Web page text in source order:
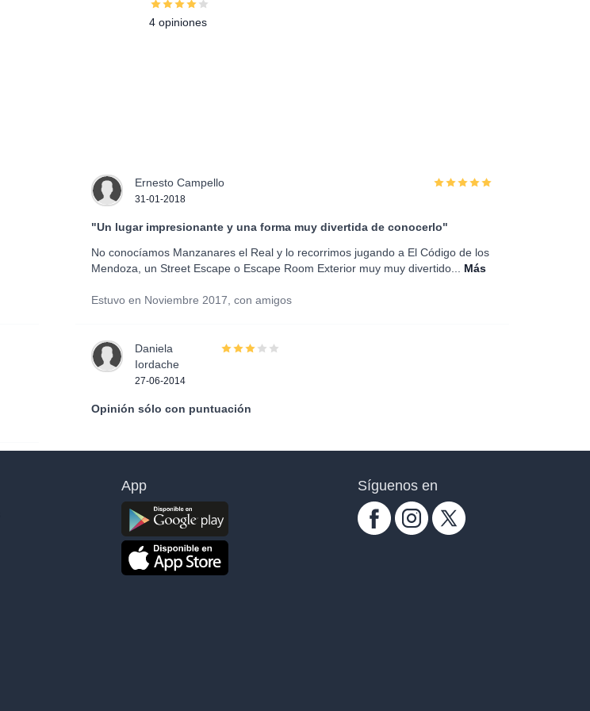
4 opiniones
Ernesto Campello
31-01-2018
"Un lugar impresionante y una forma muy divertida de conocerlo"
No conocíamos Manzanares el Real y lo recorrimos jugando a El Código de los
Mendoza, un Street Escape o Escape Room Exterior muy muy divertido...
Más
Estuvo en Noviembre 2017, con amigos
Daniela
Iordache
27-06-2014
Opinión sólo con puntuación
App Síguenos en